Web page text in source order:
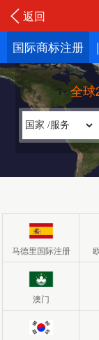
返回
国际商标注册 |
全
马德里国际注册
澳门